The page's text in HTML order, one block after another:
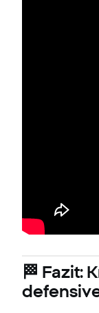
🏁 Fazit: